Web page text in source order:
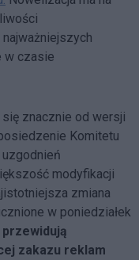
w czasie
się znacznie od wersji
Komitetu
modyfikacji
zmiana
w poniedziałek
przewidują
zakazu reklam